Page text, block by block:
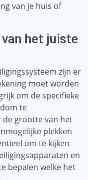
van je huis of
het juiste
zijn er
moet worden
om de specifieke
te
de grootte van het
plekken
om te kijken
en
bepalen welke het